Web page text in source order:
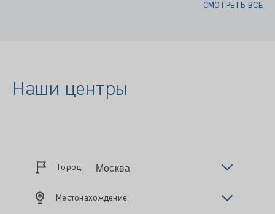
СМОТРЕТЬ ВСЕ
Наши центры
Город:
Местонахождение: